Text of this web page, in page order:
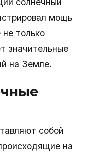
солнечный
мощь
только
значительные
на Земле.
собой
на